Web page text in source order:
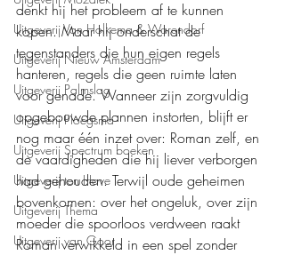
Uitgeverij Van Holkema & Warendorf
Uitgeverij Nieuw Amsterdam
Uitgeverij Palmslag
Uitgeverij Ploegsma
Uitgeverij Spectrum boeken
Uitgeverij ten Have
Uitgeverij Thema
Uitgeverij van Goor
denkt hij het probleem af te kunnen
kopen. Maar hij onderschat de
tegenstanders die hun eigen regels
hanteren, regels die geen ruimte laten
voor genade. Wanneer zijn zorgvuldig
opgebouwde plannen instorten, blijft er
nog maar één inzet over: Roman zelf, en
de vaardigheden die hij liever verborgen
had gehouden. Terwijl oude geheimen
bovenkomen: over het ongeluk, over zijn
moeder die spoorloos verdween raakt
Roman verwikkeld in een spel zonder